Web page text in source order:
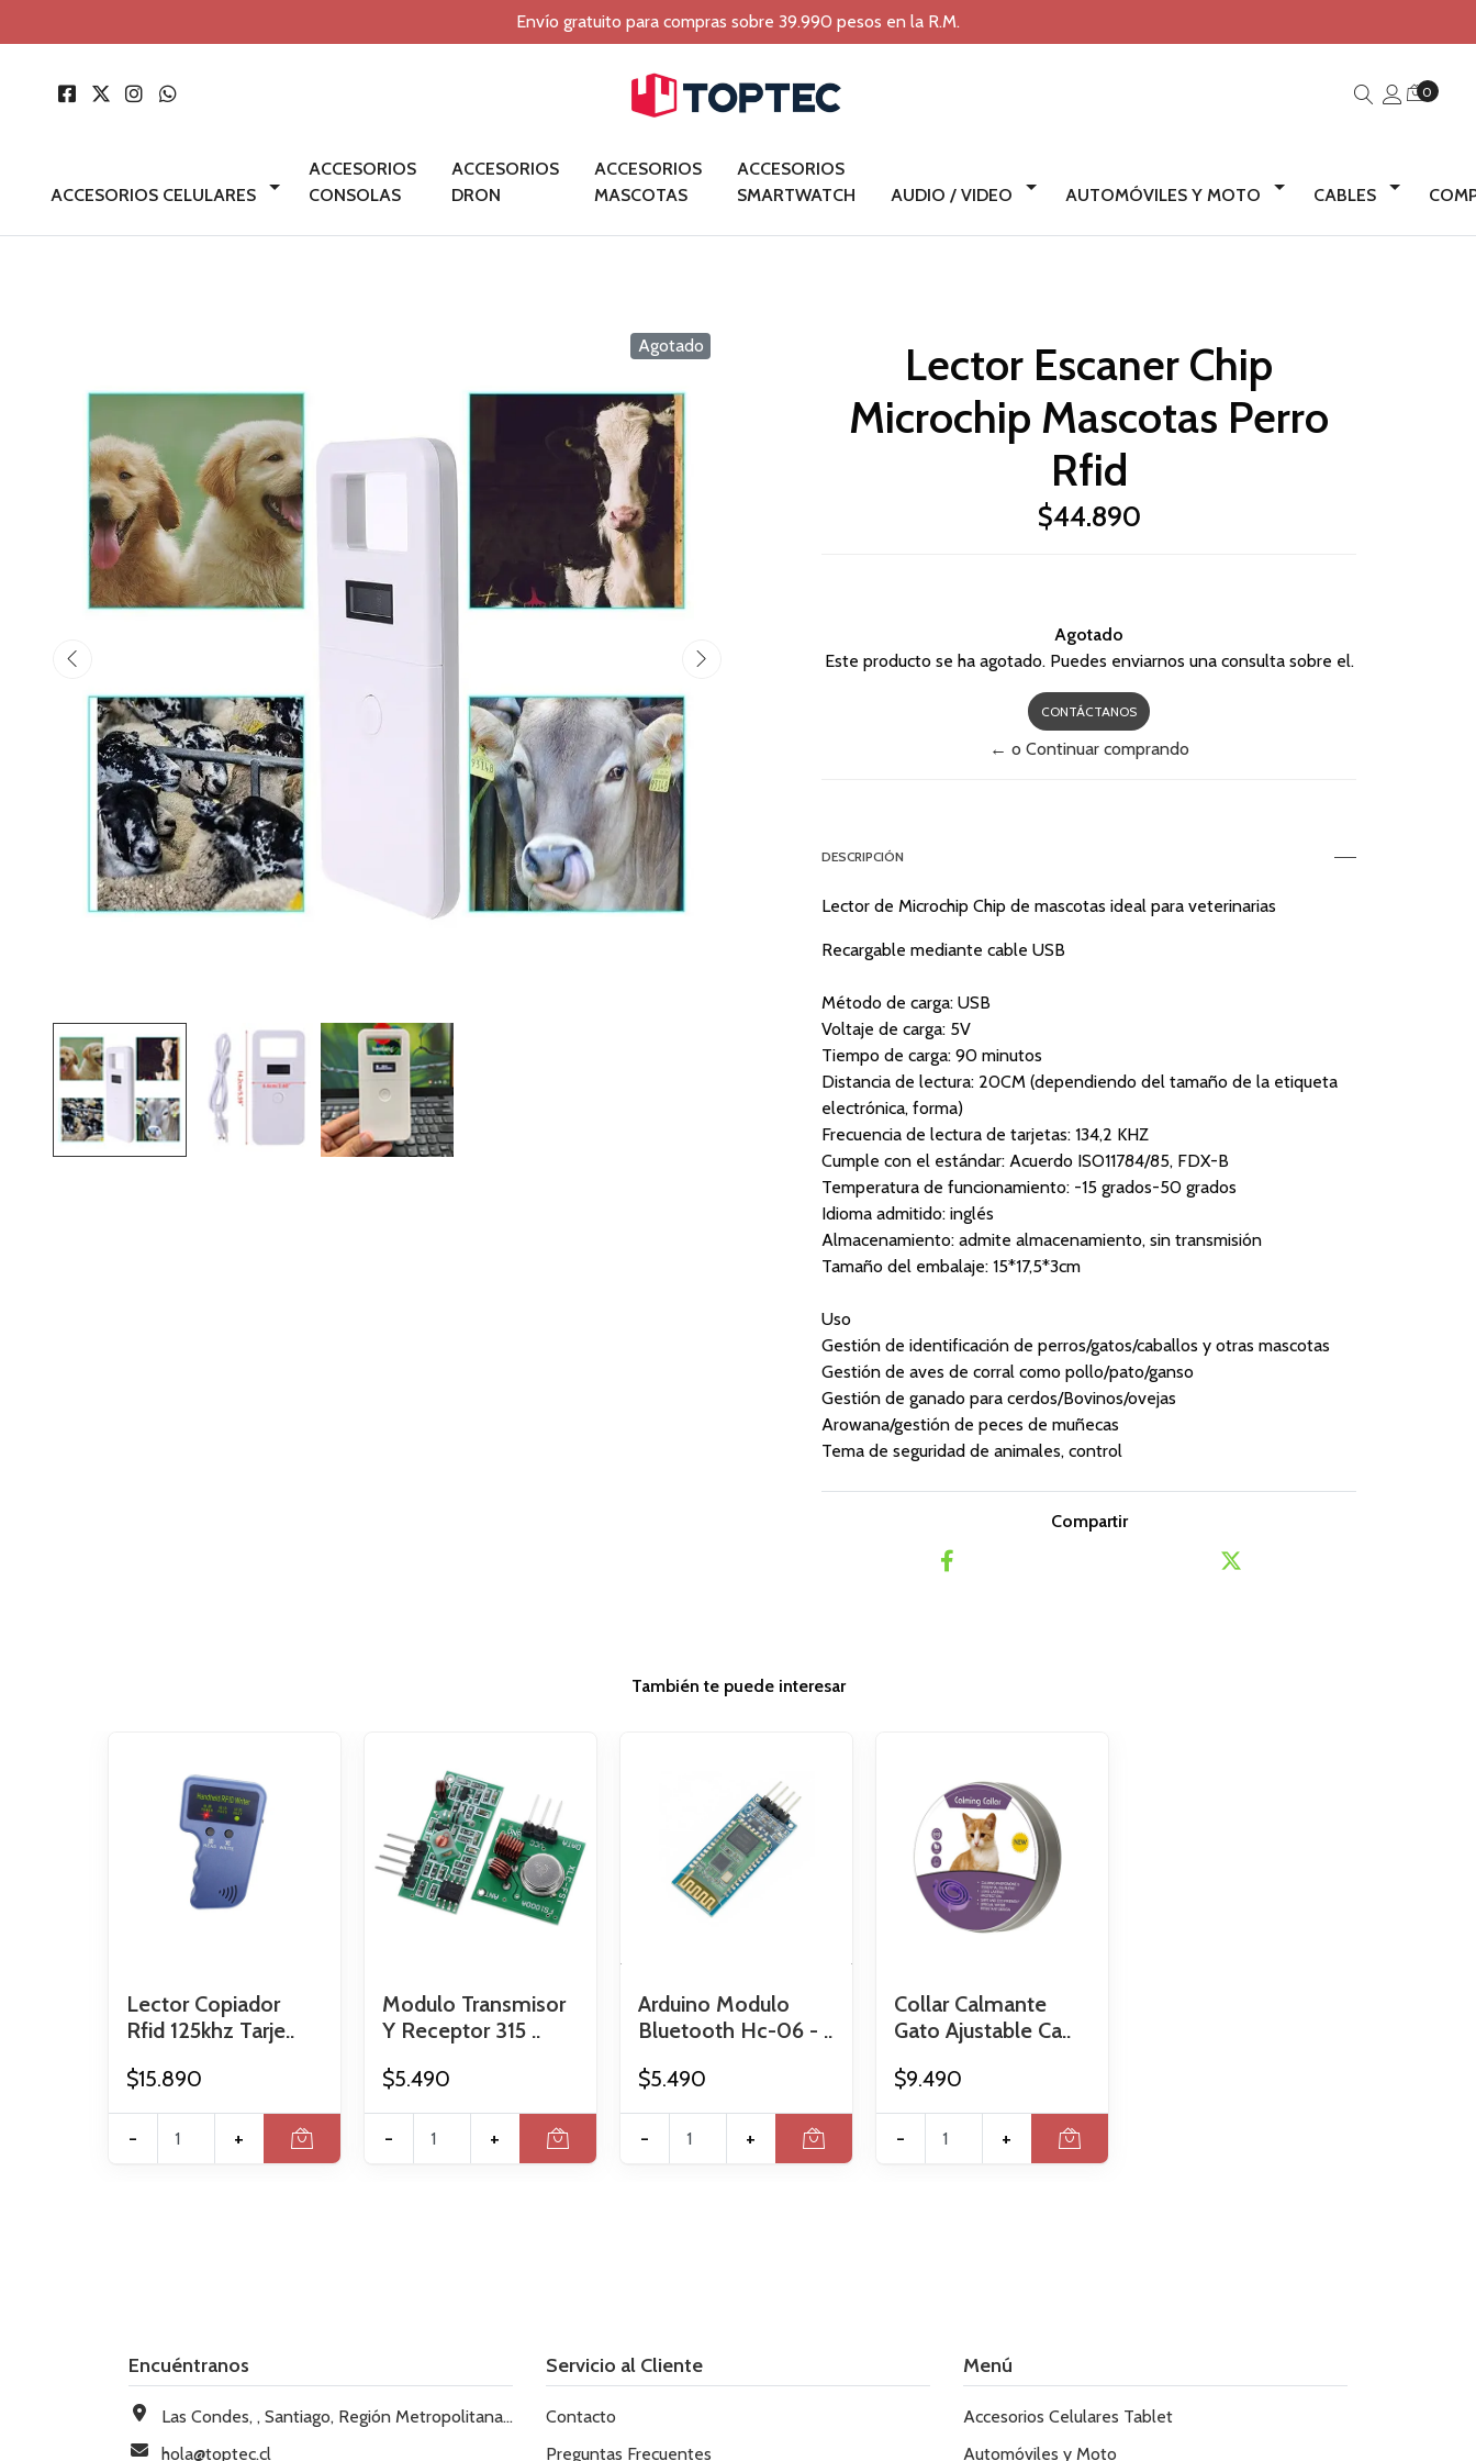
Envío gratuito para compras sobre 39.990 pesos en la R.M.
0
ACCESORIOS CELULARES
ACCESORIOS
CONSOLAS
ACCESORIOS
DRON
ACCESORIOS
MASCOTAS
ACCESORIOS
SMARTWATCH
AUDIO / VIDEO AUTOMÓVILES Y MOTO CABLES
Agotado
Lector Escaner Chip
Microchip Mascotas Perro
Rfid
$44.890
Agotado
Este producto se ha agotado. Puedes enviarnos una consulta sobre el.
CONTÁCTANOS
← o Continuar comprando
DESCRIPCIÓN
Lector de Microchip Chip de mascotas ideal para veterinarias
Recargable mediante cable USB
Método de carga: USB
Voltaje de carga: 5V
Tiempo de carga: 90 minutos
Distancia de lectura: 20CM (dependiendo del tamaño de la etiqueta
electrónica, forma)
Frecuencia de lectura de tarjetas: 134,2 KHZ
Cumple con el estándar: Acuerdo ISO11784/85, FDX-B
Temperatura de funcionamiento: -15 grados-50 grados
Idioma admitido: inglés
Almacenamiento: admite almacenamiento, sin transmisión
Tamaño del embalaje: 15*17,5*3cm
Uso
Gestión de identificación de perros/gatos/caballos y otras mascotas
Gestión de aves de corral como pollo/pato/ganso
Gestión de ganado para cerdos/Bovinos/ovejas
Arowana/gestión de peces de muñecas
Tema de seguridad de animales, control
Compartir
También te puede interesar
Lector Copiador
Rfid 125khz Tarje..
$15.890
- +
Modulo Transmisor
Y Receptor 315 ..
$5.490
- +
Arduino Modulo
Bluetooth Hc-06 - ..
$5.490
- +
Collar Calmante
Gato Ajustable Ca..
$9.490
- +
Encuéntranos
Las Condes, , Santiago, Región Metropolitana, Chile
hola@toptec.cl
Servicio al Cliente
Contacto
Preguntas Frecuentes
Menú
Accesorios Celulares Tablet
Automóviles y Moto